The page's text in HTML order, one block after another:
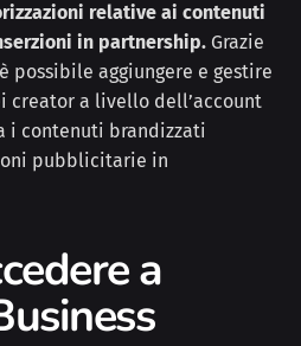
relative ai contenuti
in partnership. Grazie
possibile aggiungere e gestire
creator a livello dell’account
i contenuti brandizzati
pubblicitarie in
a